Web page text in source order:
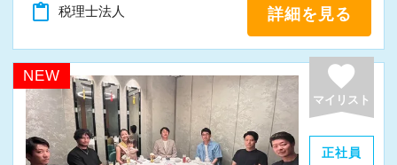
私たちと一緒に成長しながら働いてみません
か。
ご応募をお待ちしております！
content_paste 税理士法人 詳細を見る
NEW favorite
マイリスト
正社員